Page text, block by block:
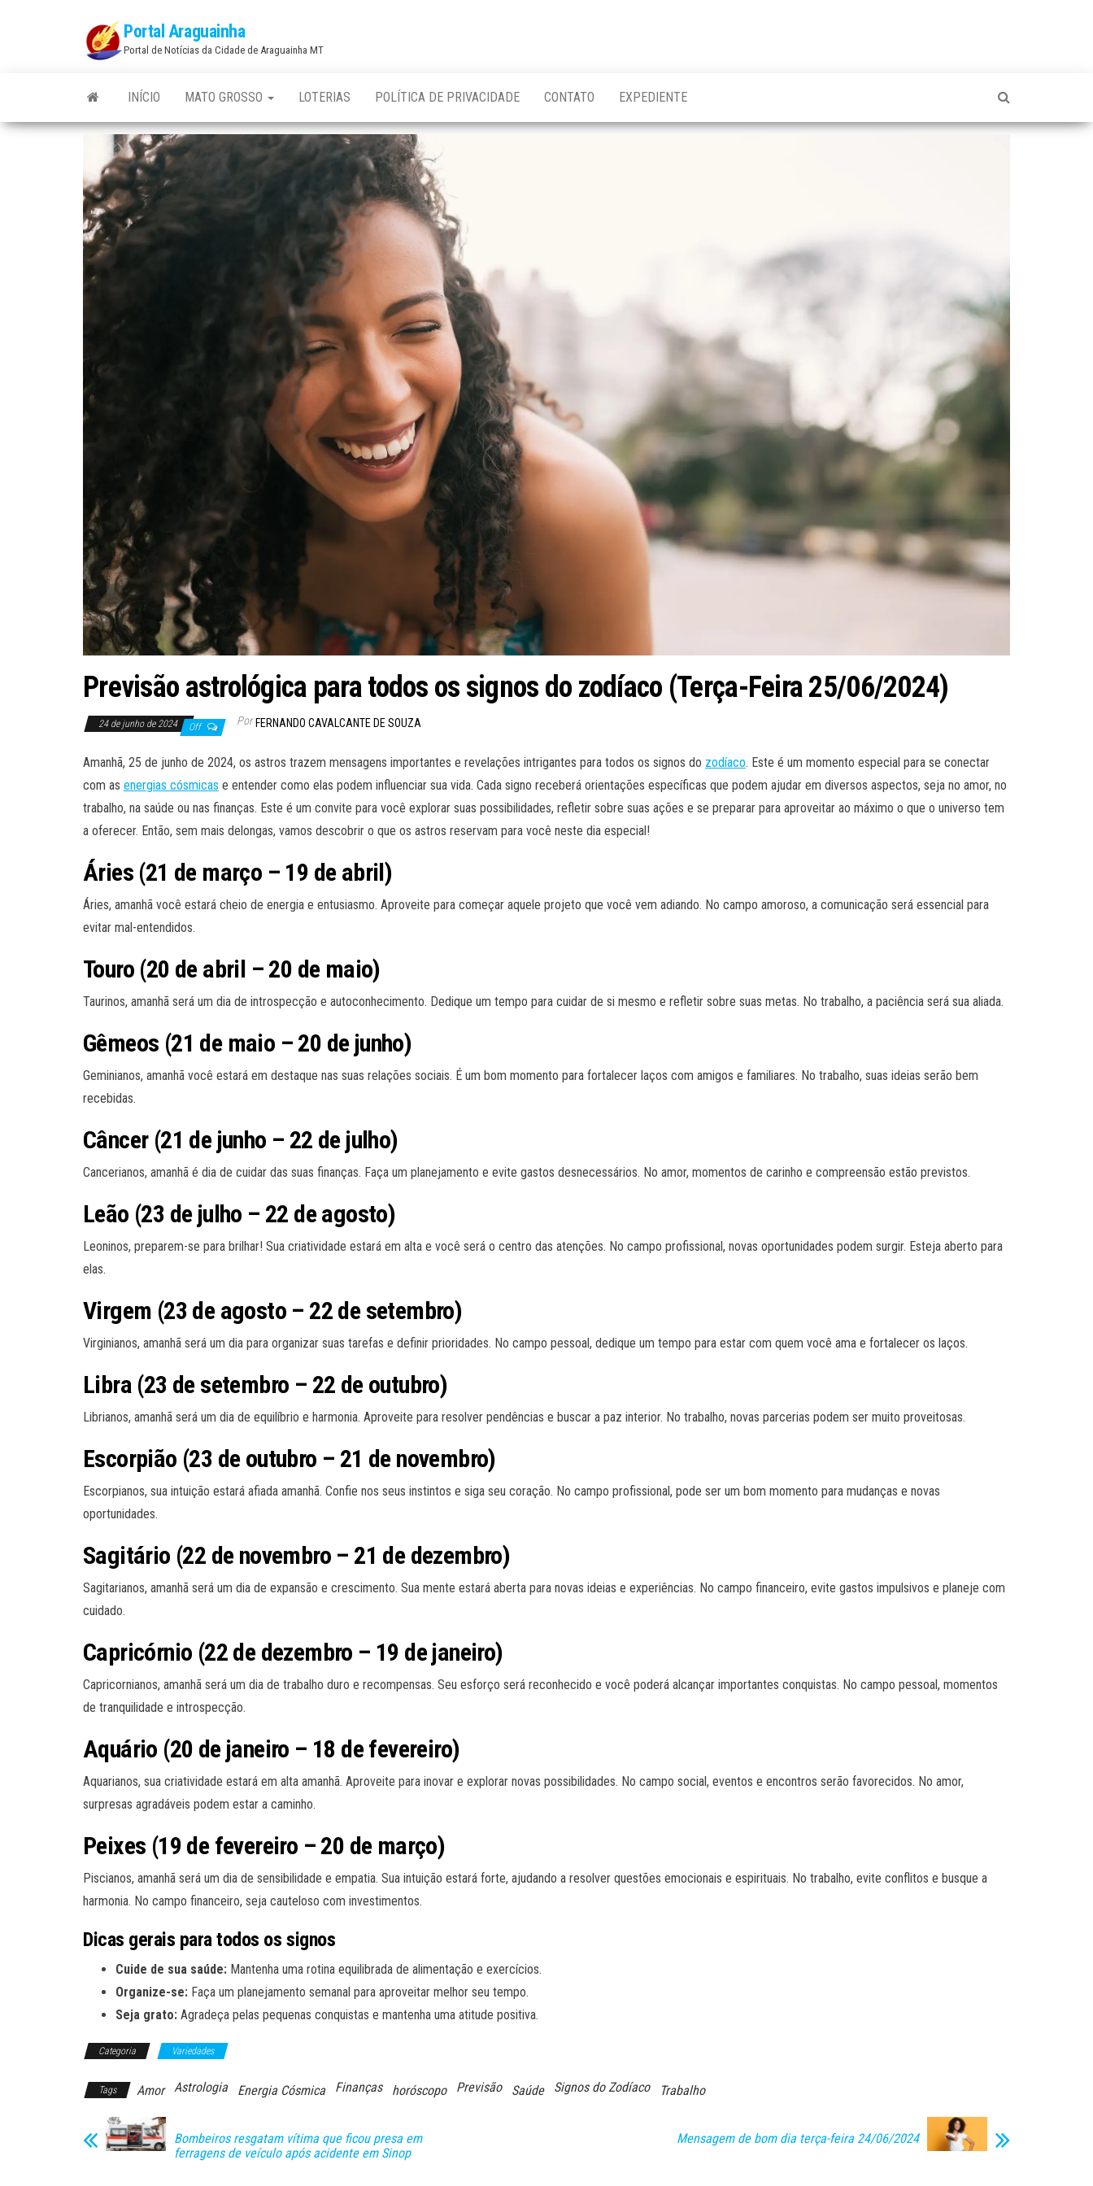
Portal Araguainha
Portal de Notícias da Cidade de Araguainha MT
INÍCIO MATO GROSSO LOTERIAS POLÍTICA DE PRIVACIDADE CONTATO EXPEDIENTE
Previsão astrológica para todos os signos do zodíaco (Terça-Feira 25/06/2024)
24 de junho de 2024 Off Por FERNANDO CAVALCANTE DE SOUZA
Amanhã, 25 de junho de 2024, os astros trazem mensagens importantes e revelações intrigantes para todos os signos do zodíaco. Este é um momento especial para se conectar
com as energias cósmicas e entender como elas podem influenciar sua vida. Cada signo receberá orientações específicas que podem ajudar em diversos aspectos, seja no amor, no
trabalho, na saúde ou nas finanças. Este é um convite para você explorar suas possibilidades, refletir sobre suas ações e se preparar para aproveitar ao máximo o que o universo tem
a oferecer. Então, sem mais delongas, vamos descobrir o que os astros reservam para você neste dia especial!
Áries (21 de março – 19 de abril)
Áries, amanhã você estará cheio de energia e entusiasmo. Aproveite para começar aquele projeto que você vem adiando. No campo amoroso, a comunicação será essencial para
evitar mal-entendidos.
Touro (20 de abril – 20 de maio)
Taurinos, amanhã será um dia de introspecção e autoconhecimento. Dedique um tempo para cuidar de si mesmo e refletir sobre suas metas. No trabalho, a paciência será sua aliada.
Gêmeos (21 de maio – 20 de junho)
Geminianos, amanhã você estará em destaque nas suas relações sociais. É um bom momento para fortalecer laços com amigos e familiares. No trabalho, suas ideias serão bem
recebidas.
Câncer (21 de junho – 22 de julho)
Cancerianos, amanhã é dia de cuidar das suas finanças. Faça um planejamento e evite gastos desnecessários. No amor, momentos de carinho e compreensão estão previstos.
Leão (23 de julho – 22 de agosto)
Leoninos, preparem-se para brilhar! Sua criatividade estará em alta e você será o centro das atenções. No campo profissional, novas oportunidades podem surgir. Esteja aberto para
elas.
Virgem (23 de agosto – 22 de setembro)
Virginianos, amanhã será um dia para organizar suas tarefas e definir prioridades. No campo pessoal, dedique um tempo para estar com quem você ama e fortalecer os laços.
Libra (23 de setembro – 22 de outubro)
Librianos, amanhã será um dia de equilíbrio e harmonia. Aproveite para resolver pendências e buscar a paz interior. No trabalho, novas parcerias podem ser muito proveitosas.
Escorpião (23 de outubro – 21 de novembro)
Escorpianos, sua intuição estará afiada amanhã. Confie nos seus instintos e siga seu coração. No campo profissional, pode ser um bom momento para mudanças e novas
oportunidades.
Sagitário (22 de novembro – 21 de dezembro)
Sagitarianos, amanhã será um dia de expansão e crescimento. Sua mente estará aberta para novas ideias e experiências. No campo financeiro, evite gastos impulsivos e planeje com
cuidado.
Capricórnio (22 de dezembro – 19 de janeiro)
Capricornianos, amanhã será um dia de trabalho duro e recompensas. Seu esforço será reconhecido e você poderá alcançar importantes conquistas. No campo pessoal, momentos
de tranquilidade e introspecção.
Aquário (20 de janeiro – 18 de fevereiro)
Aquarianos, sua criatividade estará em alta amanhã. Aproveite para inovar e explorar novas possibilidades. No campo social, eventos e encontros serão favorecidos. No amor,
surpresas agradáveis podem estar a caminho.
Peixes (19 de fevereiro – 20 de março)
Piscianos, amanhã será um dia de sensibilidade e empatia. Sua intuição estará forte, ajudando a resolver questões emocionais e espirituais. No trabalho, evite conflitos e busque a
harmonia. No campo financeiro, seja cauteloso com investimentos.
Dicas gerais para todos os signos
Cuide de sua saúde: Mantenha uma rotina equilibrada de alimentação e exercícios.
Organize-se: Faça um planejamento semanal para aproveitar melhor seu tempo.
Seja grato: Agradeça pelas pequenas conquistas e mantenha uma atitude positiva.
Categoria Variedades
Tags Amor Astrologia Energia Cósmica Finanças horóscopo Previsão Saúde Signos do Zodíaco Trabalho
Bombeiros resgatam vítima que ficou presa em
ferragens de veículo após acidente em Sinop
Mensagem de bom dia terça-feira 24/06/2024